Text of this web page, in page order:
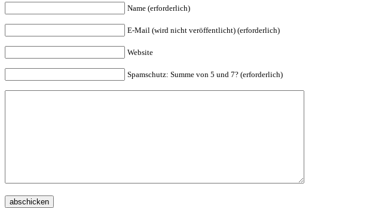
Name (erforderlich)
E-Mail (wird nicht veröffentlicht) (erforderlich)
Website
Spamschutz: Summe von 5 und 7? (erforderlich)